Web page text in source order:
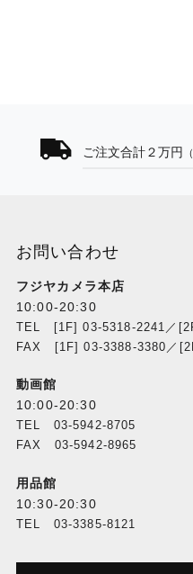
ご注文合計２万円
お問い合わせ
フジヤカメラ本店
10:00-20:30
TEL [1F] 03-5318-2241／
FAX [1F] 03-3388-3380／
動画館
10:00-20:30
TEL 03-5942-8705
FAX 03-5942-8965
用品館
10:30-20:30
TEL 03-3385-8121